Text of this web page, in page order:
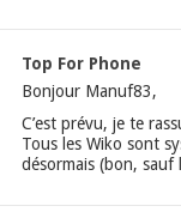
Top For Phone
Bonjour Manuf83,
C’est prévu, je te
Tous les Wiko sont
désormais (bon, sauf